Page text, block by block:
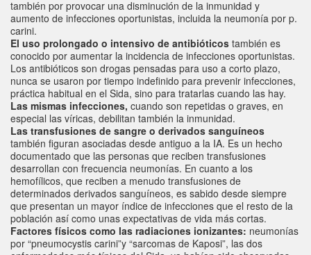
también por provocar una disminución de la inmunidad y
aumento de infecciones oportunistas, incluida la neumonía por p.
carini.
El uso prolongado o intensivo de antibióticos también es
conocido por aumentar la incidencia de infecciones oportunistas.
Los antibióticos son drogas pensadas para uso a corto plazo,
nunca se usaron por tiempo indefinido para prevenir infecciones,
práctica habitual en el Sida, sino para tratarlas cuando las hay.
Las mismas infecciones, cuando son repetidas o graves, en
especial las víricas, debilitan también la inmunidad.
Las transfusiones de sangre o derivados sanguíneos
también figuran asociadas desde antiguo a la IA. Es un hecho
documentado que las personas que reciben transfusiones
desarrollan con frecuencia neumonías. En cuanto a los
hemofílicos, que reciben a menudo transfusiones de
determinados derivados sanguíneos, es sabido desde siempre
que presentan un mayor índice de infecciones que el resto de la
población así como unas expectativas de vida más cortas.
Factores físicos como las radiaciones ionizantes: neumonías
por “pneumocystis carini”y “sarcomas de Kaposi”, las dos